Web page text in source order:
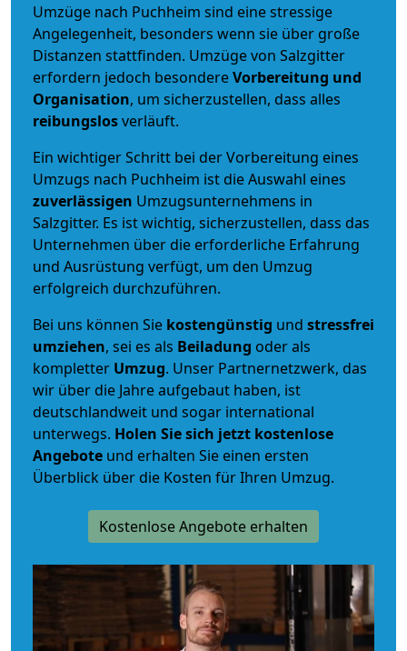
Umzüge nach Puchheim sind eine stressige
Angelegenheit, besonders wenn sie über große
Distanzen stattfinden. Umzüge von Salzgitter
erfordern jedoch besondereVorbereitung und
Organisation, um sicherzustellen, dass alles
reibungslosverläuft.
Ein wichtiger Schritt bei der Vorbereitung eines
Umzugs nach Puchheim ist die Auswahl eines
zuverlässigen Umzugsunternehmens in
Salzgitter. Es ist wichtig, sicherzustellen, dass das
Unternehmen über die erforderliche Erfahrung
und Ausrüstung verfügt, um den Umzug
erfolgreich durchzuführen.
Bei uns können Sie kostengünstig und stressfrei
umziehen, sei es als Beiladung oder als
kompletter Umzug. Unser Partnernetzwerk, das
wir über die Jahre aufgebaut haben, ist
deutschlandweit und sogar international
unterwegs. Holen Sie sich jetzt kostenlose
Angebote und erhalten Sie einen ersten
Überblick über die Kosten für Ihren Umzug.
Kostenlose Angebote erhalten